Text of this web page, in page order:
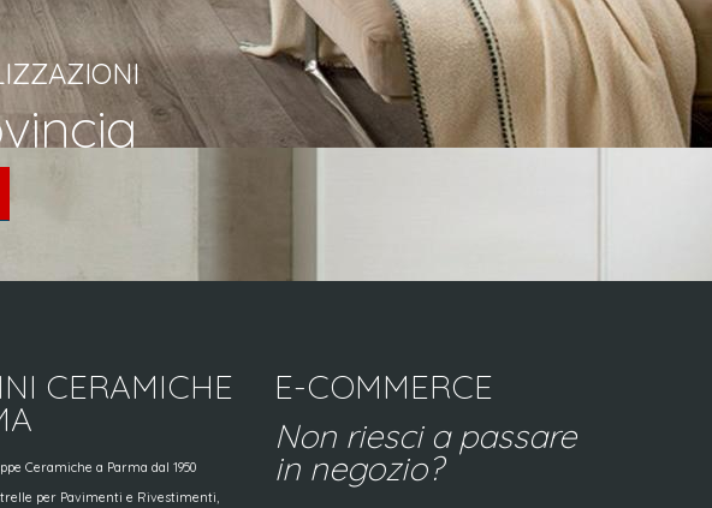
CERAMICHE
Ceramiche a Parma dal 1950
per Pavimenti e Rivestimenti,
E-COMMERCE
Non riesci a passare
in negozio?